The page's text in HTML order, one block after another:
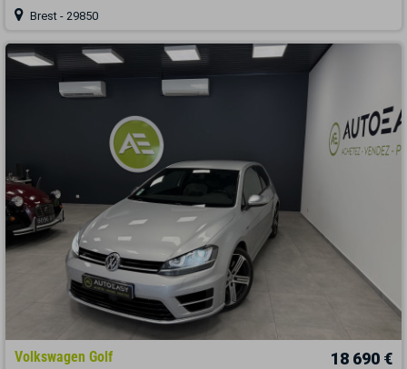
Brest - 29850
Volkswagen Golf 18 690 €